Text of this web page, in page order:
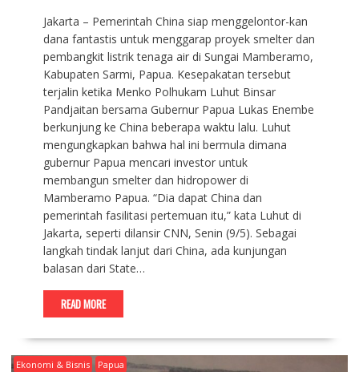
Jakarta – Pemerintah China siap menggelontor-kan
dana fantastis untuk menggarap proyek smelter dan
pembangkit listrik tenaga air di Sungai Mamberamo,
Kabupaten Sarmi, Papua. Kesepakatan tersebut
terjalin ketika Menko Polhukam Luhut Binsar
Pandjaitan bersama Gubernur Papua Lukas Enembe
berkunjung ke China beberapa waktu lalu. Luhut
mengungkapkan bahwa hal ini bermula dimana
gubernur Papua mencari investor untuk
membangun smelter dan hidropower di
Mamberamo Papua. “Dia dapat China dan
pemerintah fasilitasi pertemuan itu,” kata Luhut di
Jakarta, seperti dilansir CNN, Senin (9/5). Sebagai
langkah tindak lanjut dari China, ada kunjungan
balasan dari State…
READ MORE
Ekonomi & Bisnis Papua